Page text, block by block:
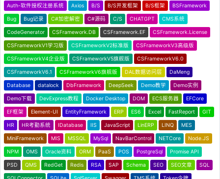
Auth-软件授权注册系统 Axios B/S B/S开发框架 B/S框架 BSFramework
Bug Bug记录 C#加密解密 C#源码 C/S CHATGPT CMS系统
CodeGenerator CSFramework.DB CSFramework.EF CSFramework.License
CSFrameworkV1学习版 CSFrameworkV2标准版 CSFrameworkV3高级版
CSFrameworkV4企业版 CSFrameworkV5旗舰版 CSFrameworkV6.0
CSFrameworkV6.1 CSFrameworkV6旗舰版 DAL数据访问层 DaMeng
Database datalock DbFramework DeepSeek Demo教学 Demo实例
Demo下载 DevExpress教程 Docker Desktop DOM ECS服务器 EFCore
EF框架 Element-UI EntityFramework ERP ES6 Excel FastReport GIT
HR HR考勤系统 IDatabase IIS JavaScript LinERP LINQ MES
MiniFramework MIS MSSQL MySql NavBarControl NETCore Node.JS
NPM OMS Oracle资料 ORM PaaS POS PostgreSql Promise API
PSD QMS RedGet Redis RSA SAP Schema SEO SEO文章 SQL